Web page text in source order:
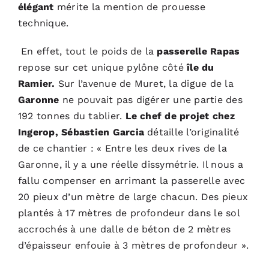
élégant mérite la mention de prouesse
technique.
En effet, tout le poids de la passerelle Rapas
repose sur cet unique pylône côtéîle du
Ramier. Sur l’avenue de Muret, la digue de la
Garonne ne pouvait pas digérer une partie des
192 tonnes du tablier. Le chef de projet chez
Ingerop, Sébastien Garcia détaille l’originalité
de ce chantier : « Entre les deux rives de la
Garonne, il y a une réelle dissymétrie. Il nous a
fallu compenser en arrimant la passerelle avec
20 pieux d’un mètre de large chacun. Des pieux
plantés à 17 mètres de profondeur dans le sol
accrochés à une dalle de béton de 2 mètres
d’épaisseur enfouie à 3 mètres de profondeur ».